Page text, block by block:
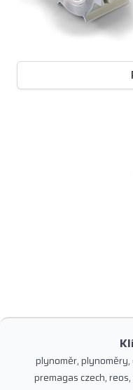
plynoměr,
premagas czech,